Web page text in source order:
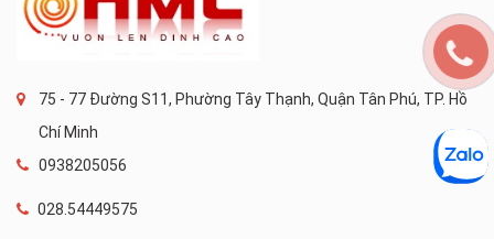
75 - 77 Đường S11, Phường Tây Thạnh, Quận Tân Phú, TP. Hồ
Chí Minh
0938205056
028.54449575